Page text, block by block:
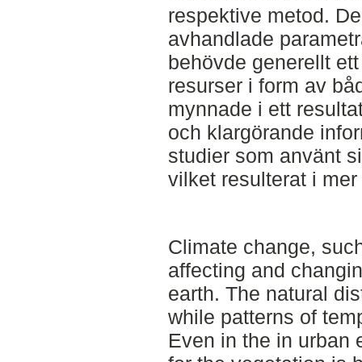
respektive metod.
avhandlade
behövde generellt
resurser i form av
mynnade i ett
och klargörande
studier som använt
vilket resulterat i
Climate change,
affecting and
earth. The natural
while patterns of
Even in the in urban